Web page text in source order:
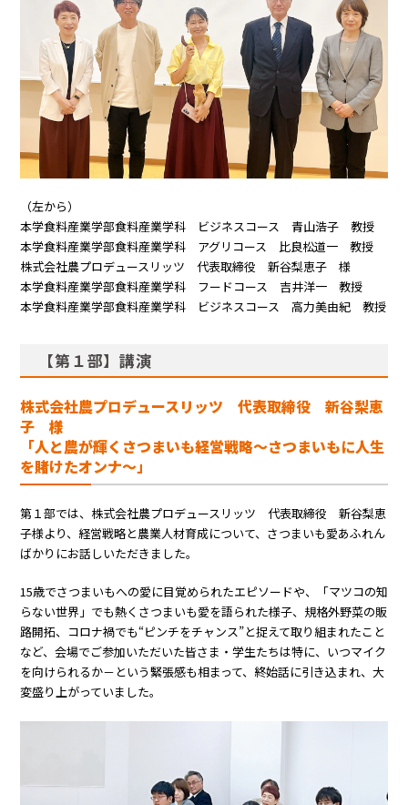
（左から）
本学食料産業学部食料産業学科 ビジネスコース 青山浩子 教授
本学食料産業学部食料産業学科 アグリコース 比良松道一 教授
株式会社農プロデュースリッツ 代表取締役 新谷梨恵子 様
本学食料産業学部食料産業学科 フードコース 吉井洋一 教授
本学食料産業学部食料産業学科 ビジネスコース 高力美由紀 教授
【第１部】講演
株式会社農プロデュースリッツ 代表取締役 新谷梨恵
子 様
「人と農が輝くさつまいも経営戦略～さつまいもに人生
を賭けたオンナ～」
第１部では、株式会社農プロデュースリッツ 代表取締役 新谷梨恵
子様より、経営戦略と農業人材育成について、さつまいも愛あふれん
ばかりにお話しいただきました。
15歳でさつまいもへの愛に目覚められたエピソードや、「マツコの知
らない世界」でも熱くさつまいも愛を語られた様子、規格外野菜の販
路開拓、コロナ禍でも“ピンチをチャンス”と捉えて取り組まれたこと
など、会場でご参加いただいた皆さま・学生たちは特に、いつマイク
を向けられるか－という緊張感も相まって、終始話に引き込まれ、大
変盛り上がっていました。